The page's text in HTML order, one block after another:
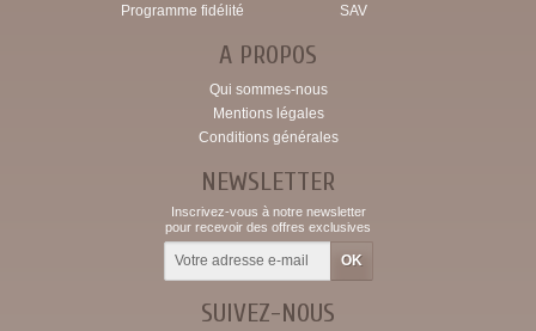
Programme fidélité
SAV
A PROPOS
Qui sommes-nous
Mentions légales
Conditions générales
NEWSLETTER
Inscrivez-vous à notre newsletter
pour recevoir des offres exclusives
SUIVEZ-NOUS